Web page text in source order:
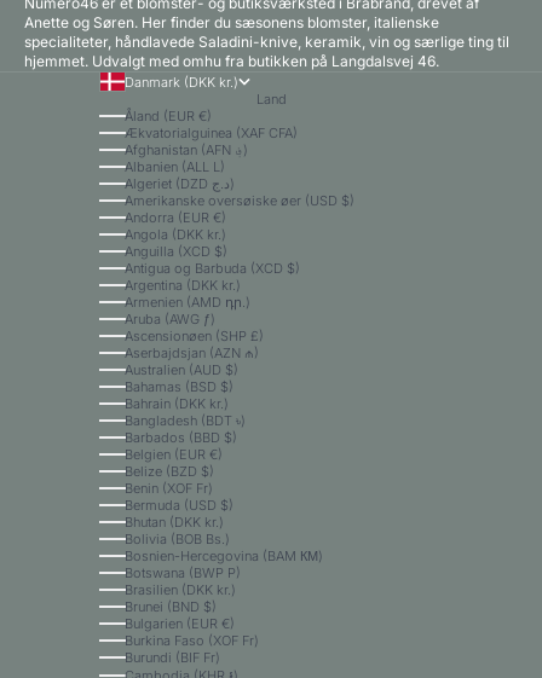
Anette og Søren. Her finder du sæsonens blomster, italienske
specialiteter, håndlavede Saladini-knive, keramik, vin og særlige ting til
hjemmet. Udvalgt med omhu fra butikken på Langdalsvej 46.
Danmark (DKK kr.)
Land
Åland (EUR €)
Ækvatorialguinea (XAF CFA)
Afghanistan (AFN ؋)
Albanien (ALL L)
Algeriet (DZD د.ج)
Amerikanske oversøiske øer (USD $)
Andorra (EUR €)
Angola (DKK kr.)
Anguilla (XCD $)
Antigua og Barbuda (XCD $)
Argentina (DKK kr.)
Armenien (AMD դր.)
Aruba (AWG ƒ)
Ascensionøen (SHP £)
Aserbajdsjan (AZN ₼)
Australien (AUD $)
Bahamas (BSD $)
Bahrain (DKK kr.)
Bangladesh (BDT ৳)
Barbados (BBD $)
Belgien (EUR €)
Belize (BZD $)
Benin (XOF Fr)
Bermuda (USD $)
Bhutan (DKK kr.)
Bolivia (BOB Bs.)
Bosnien-Hercegovina (BAM КМ)
Botswana (BWP P)
Brasilien (DKK kr.)
Brunei (BND $)
Bulgarien (EUR €)
Burkina Faso (XOF Fr)
Burundi (BIF Fr)